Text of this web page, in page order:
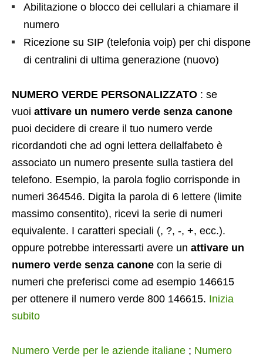
Abilitazione o blocco dei cellulari a chiamare il
numero
Ricezione su SIP (telefonia voip) per chi dispone
di centralini di ultima generazione (nuovo)
NUMERO VERDE PERSONALIZZATO : se
vuoi attivare un numero verde senza canone
puoi decidere di creare il tuo numero verde
ricordandoti che ad ogni lettera dellalfabeto è
associato un numero presente sulla tastiera del
telefono. Esempio, la parola foglio corrisponde in
numeri 364546. Digita la parola di 6 lettere (limite
massimo consentito), ricevi la serie di numeri
equivalente. I caratteri speciali (, ?, -, +, ecc.).
oppure potrebbe interessarti avere un attivare un
numero verde senza canone con la serie di
numeri che preferisci come ad esempio 146615
per ottenere il numero verde 800 146615. Inizia
subito
Numero Verde per le aziende italiane ; Numero